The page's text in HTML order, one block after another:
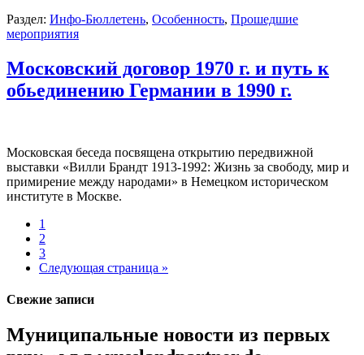
Раздел: Инфо-Бюллетень, Особенность, Прошедшие
мероприятия
Московский договор 1970 г. и путь к
обьединению Германии в 1990 г.
Московская беседа посвящена открытию передвижной
выставки «Вилли Брандт 1913-1992: Жизнь за свободу, мир и
примирение между народами» в Немецком историческом
институте в Москве.
1
2
3
Следующая страница »
Свежие записи
Муниципальные новости из первых